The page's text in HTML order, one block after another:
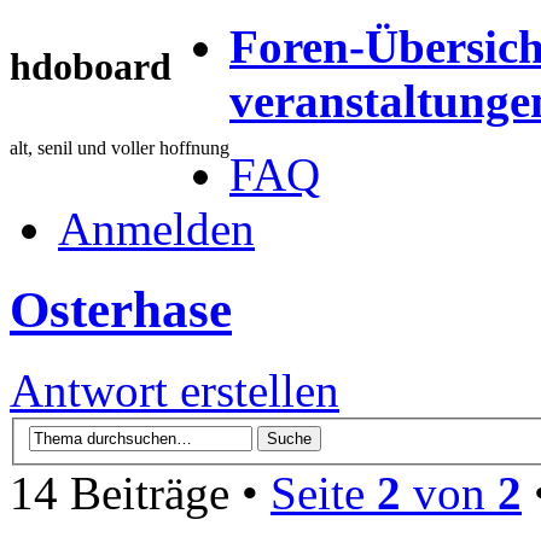
hdoboard
alt, senil und voller hoffnung
Foren-
FAQ
Anmelden
Osterhase
Antwort erstellen
14 Beiträge • Seite 2 von 2